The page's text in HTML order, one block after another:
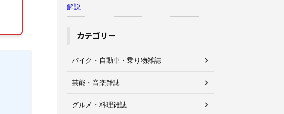
解説
カテゴリー
バイク・自動車・乗り物雑誌
芸能・音楽雑誌
グルメ・料理雑誌